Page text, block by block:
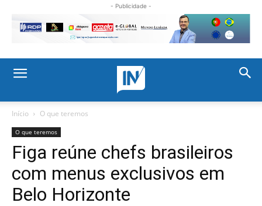
- Publicidade -
Início O que teremos
O que teremos
Figa reúne chefs brasileiros
com menus exclusivos em
Belo Horizonte